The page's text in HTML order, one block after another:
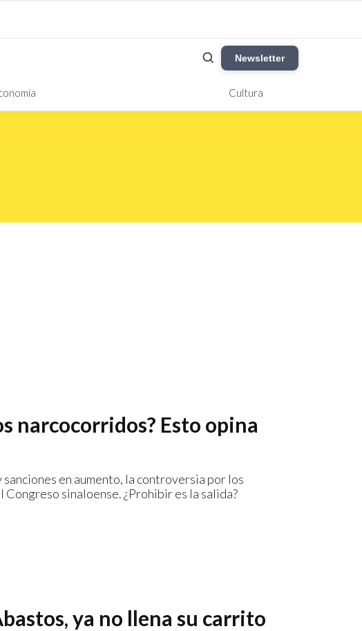
Newsletter
Cultura
narcocorridos? Esto opina
en aumento, la controversia por los
sinaloense. ¿Prohibir es la salida?
ya no llena su carrito